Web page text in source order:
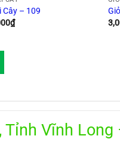
Cây – 109
₫
Tỉnh Vĩnh